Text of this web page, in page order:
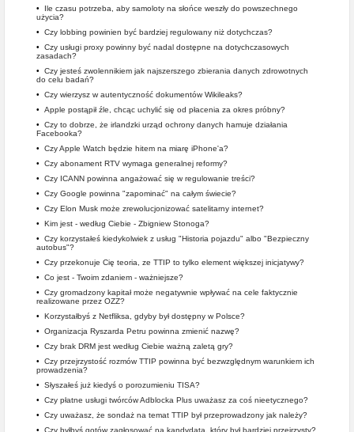
• Ile czasu potrzeba, aby samoloty na słońce weszły do powszechnego
użycia?
• Czy lobbing powinien być bardziej regulowany niż dotychczas?
• Czy usługi proxy powinny być nadal dostępne na dotychczasowych
zasadach?
• Czy jesteś zwolennikiem jak najszerszego zbierania danych zdrowotnych
do celu badań?
• Czy wierzysz w autentyczność dokumentów Wikileaks?
• Apple postąpił źle, chcąc uchylić się od płacenia za okres próbny?
• Czy to dobrze, że irlandzki urząd ochrony danych hamuje działania
Facebooka?
• Czy Apple Watch będzie hitem na miarę iPhone'a?
• Czy abonament RTV wymaga generalnej reformy?
• Czy ICANN powinna angażować się w regulowanie treści?
• Czy Google powinna "zapominać" na całym świecie?
• Czy Elon Musk może zrewolucjonizować satelitarny internet?
• Kim jest - według Ciebie - Zbigniew Stonoga?
• Czy korzystałeś kiedykolwiek z usług "Historia pojazdu" albo "Bezpieczny
autobus"?
• Czy przekonuje Cię teoria, ze TTIP to tylko element większej inicjatywy?
• Co jest - Twoim zdaniem - ważniejsze?
• Czy gromadzony kapitał może negatywnie wpływać na cele faktycznie
realizowane przez OZZ?
• Korzystałbyś z Netfliksa, gdyby był dostępny w Polsce?
• Organizacja Ryszarda Petru powinna zmienić nazwę?
• Czy brak DRM jest według Ciebie ważną zaletą gry?
• Czy przejrzystość rozmów TTIP powinna być bezwzględnym warunkiem ich
prowadzenia?
• Słyszałeś już kiedyś o porozumieniu TISA?
• Czy płatne usługi twórców Adblocka Plus uważasz za coś nieetycznego?
• Czy uważasz, że sondaż na temat TTIP był przeprowadzony jak należy?
• Czy byłbyś gotów zagłosować na kandydata, który był bardziej przejrzysty?